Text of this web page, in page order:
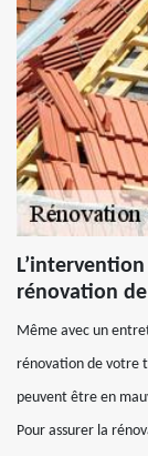
rénovation
Même avec un
rénovation de votre
peuvent être en
Pour assurer la